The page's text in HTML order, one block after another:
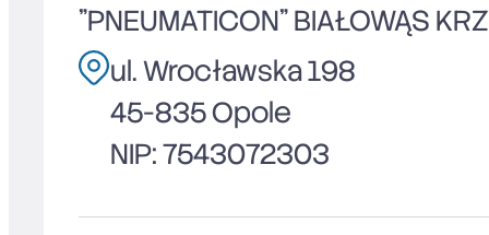
"PNEUMATICON" BIAŁOWĄS
ul. Wrocławska 198
45-835 Opole
NIP: 7543072303